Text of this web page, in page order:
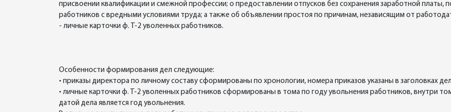
присвоении квалификации и смежной профессии; о предоставлении отпусков без сохранения заработной платы,
работников с вредными условиями труда; а также об объявлении простоя по причинам, независящим от
- личные карточки ф. Т-2 уволенных работников.
Особенности формирования дел следующие:
• приказы директора по личному составу сформированы по хронологии, номера приказов указаны в заголовках
• личные карточки ф. Т-2 уволенных работников сформированы в тома по году увольнения работников, внутри
датой дела является год увольнения.